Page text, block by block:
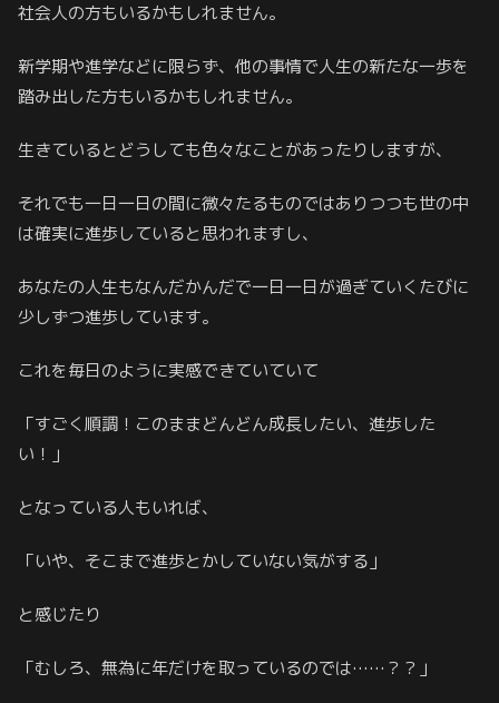
社会人の方もいるかもしれません。
新学期や進学などに限らず、他の事情で人生の新たな一歩を
踏み出した方もいるかもしれません。
生きているとどうしても色々なことがあったりしますが、
それでも一日一日の間に微々たるものではありつつも世の中
は確実に進歩していると思われますし、
あなたの人生もなんだかんだで一日一日が過ぎていくたびに
少しずつ進歩しています。
これを毎日のように実感できていていて
「すごく順調！このままどんどん成長したい、進歩した
い！」
となっている人もいれば、
「いや、そこまで進歩とかしていない気がする」
と感じたり
「むしろ、無為に年だけを取っているのでは……？？」